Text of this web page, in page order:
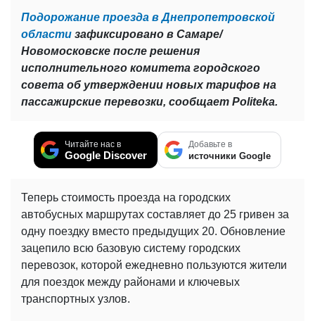
Подорожание проезда в Днепропетровской
области зафиксировано в Самаре/
Новомосковске после решения
исполнительного комитета городского
совета об утверждении новых тарифов на
пассажирские перевозки, сообщает Politeka.
Читайте нас в
Google Discover
Добавьте в
источники Google
Теперь стоимость проезда на городских
автобусных маршрутах составляет до 25 гривен за
одну поездку вместо предыдущих 20. Обновление
зацепило всю базовую систему городских
перевозок, которой ежедневно пользуются жители
для поездок между районами и ключевых
транспортных узлов.